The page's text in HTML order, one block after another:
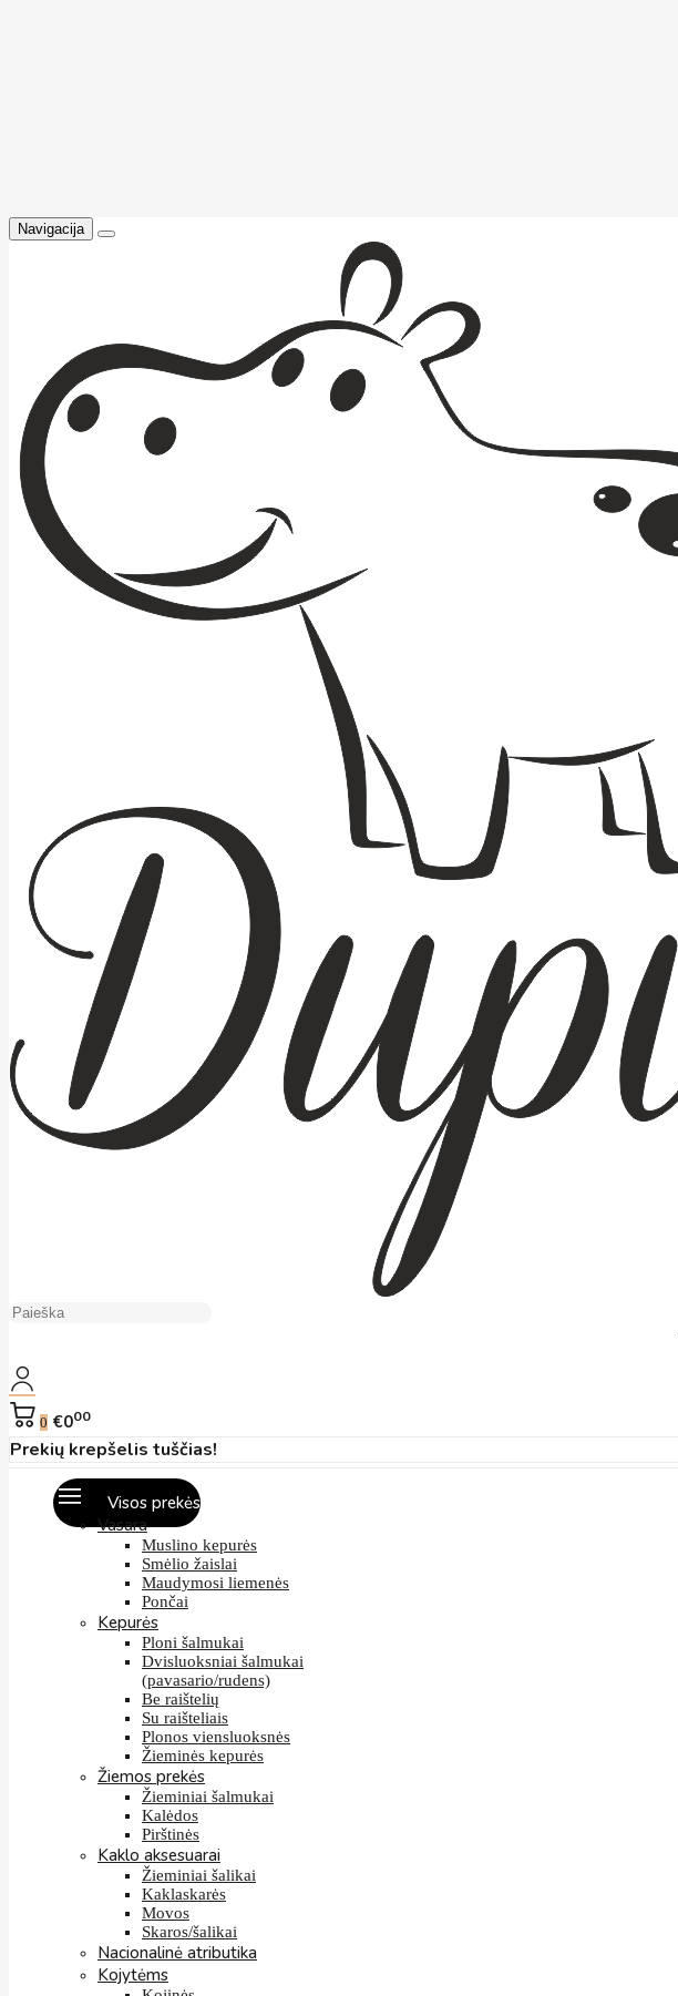
Navigacija
0 €000
Prekių krepšelis tuščias!
Visos prekės
Vasara
Muslino kepurės
Smėlio žaislai
Maudymosi liemenės
Pončai
Kepurės
Ploni šalmukai
Dvisluoksniai šalmukai
(pavasario/rudens)
Be raištelių
Su raišteliais
Plonos viensluoksnės
Žieminės kepurės
Žiemos prekės
Žieminiai šalmukai
Kalėdos
Pirštinės
Kaklo aksesuarai
Žieminiai šalikai
Kaklaskarės
Movos
Skaros/šalikai
Nacionalinė atributika
Kojytėms